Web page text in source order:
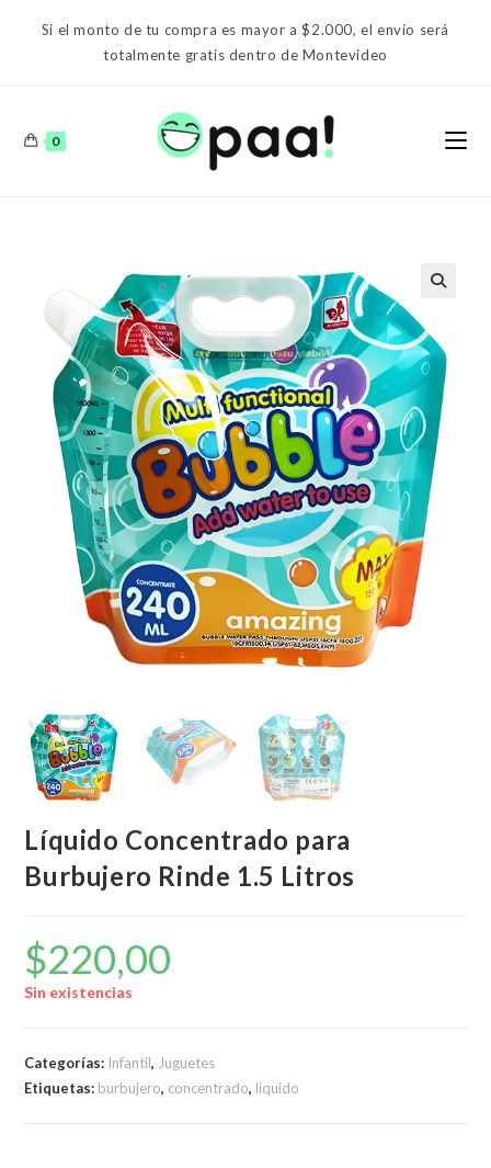
Si el monto de tu compra es mayor a $2.000, el envío será
totalmente gratis dentro de Montevideo
0
Líquido Concentrado para
Burbujero Rinde 1.5 Litros
$220,00
Sin existencias
Categorías: Infantil, Juguetes
Etiquetas: burbujero, concentrado, liquido